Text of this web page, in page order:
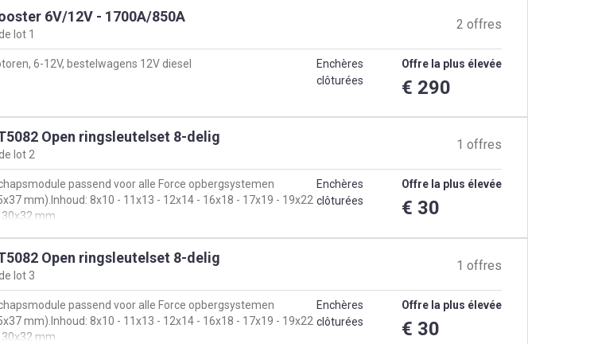
6V/12V - 1700A/850A
lot 1
2 offres
6-12V, bestelwagens 12V diesel
Enchères
clôturées
Offre la plus élevée
€ 290
Open ringsleutelset 8-delig
lot2
1 offres
passend voor alle Force opbergsystemen
mm).Inhoud: 8x10 - 11x13 - 12x14 - 16x18 - 17x19 - 19x22
mm.
Enchères
clôturées
Offre la plus élevée
€ 30
Open ringsleutelset 8-delig
lot 3
1 offres
passend voor alle Force opbergsystemen
mm).Inhoud: 8x10 - 11x13 - 12x14 - 16x18 - 17x19 - 19x22
mm.
Enchères
clôturées
Offre la plus élevée
€ 30